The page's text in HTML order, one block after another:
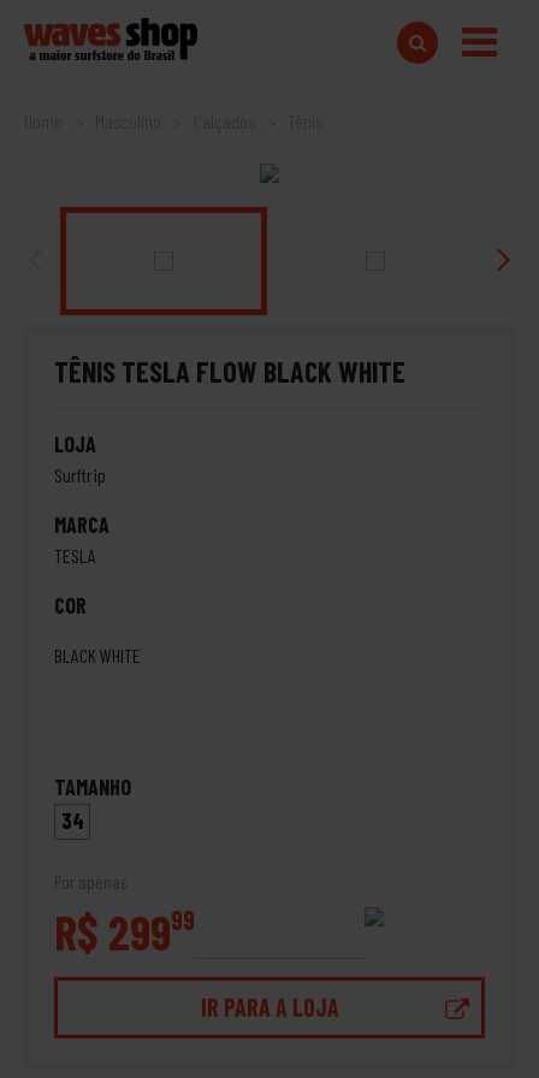
Home
TÊNIS TESLA FLOW BLACK WHITE
LOJA
Surftrip
MARCA
TESLA
COR
BLACK WHITE
TAMANHO
34
Por apenas
R$ 29999
IR PARA A LOJA